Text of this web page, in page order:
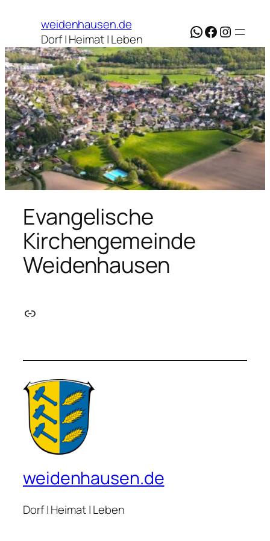
weidenhausen.de
Dorf | Heimat | Leben
WhatsApp
Facebook
Evangelische
Kirchengemeinde
Weidenhausen
Link
weidenhausen.de
Dorf | Heimat | Leben